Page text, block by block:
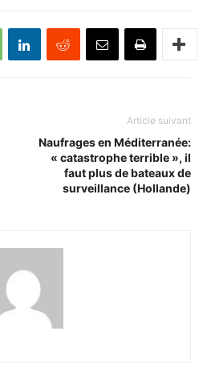
Article suivant
Naufrages en Méditerranée:
« catastrophe terrible », il
faut plus de bateaux de
surveillance (Hollande)